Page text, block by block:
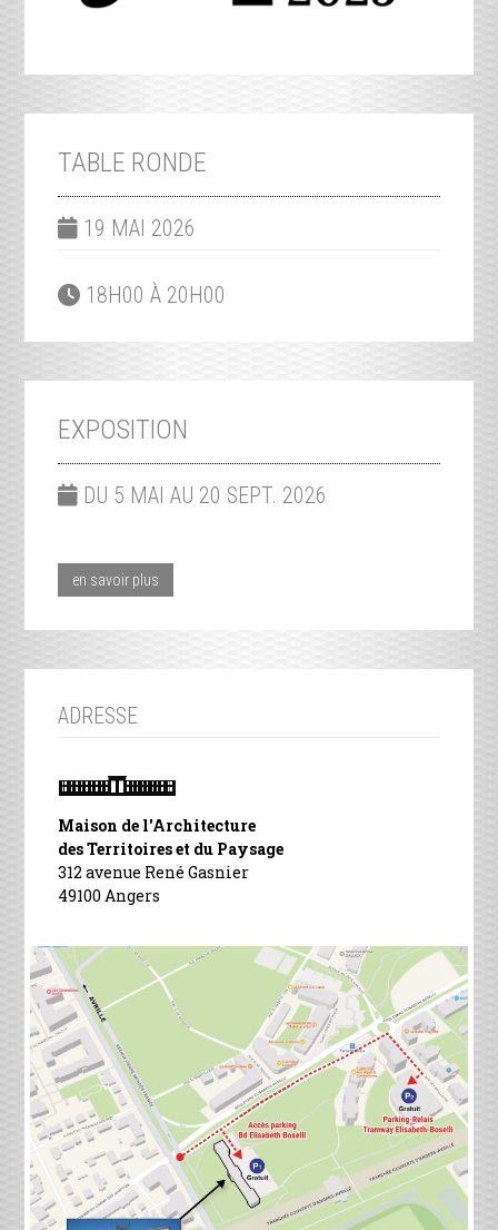
TABLE RONDE
19 MAI 2026
18H00 À 20H00
EXPOSITION
DU 5 MAI AU 20 SEPT. 2026
en savoir plus
ADRESSE
Maison de l'Architecture
des Territoires et du Paysage
312 avenue René Gasnier
49100 Angers